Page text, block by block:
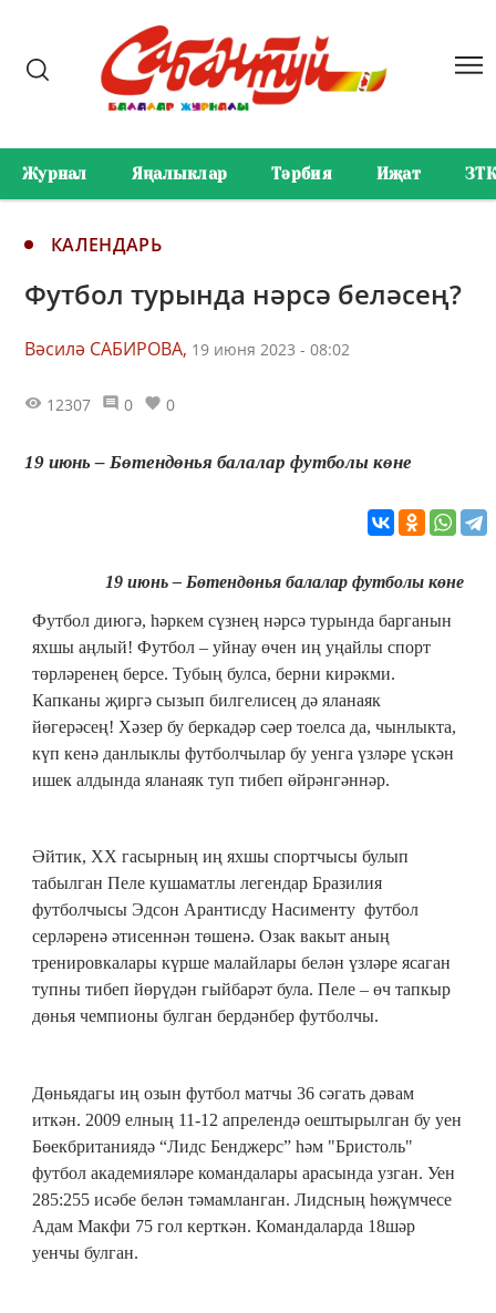
Журнал Яңалыклар Тәрбия Иҗат ЗТК
КАЛЕНДАРЬ
Футбол турында нәрсә беләсең?
Вәсилә САБИРОВА, 19 июня 2023 - 08:02
12307 0 0
19 июнь – Бөтендөнья балалар футболы көне
19 июнь – Бөтендөнья балалар футболы көне
Футбол диюгә, һәркем сүзнең нәрсә турында барганын
яхшы аңлый! Футбол ‒ уйнау өчен иң уңайлы спорт
төрләренең берсе. Тубың булса, берни кирәкми.
Капканы җиргә сызып билгелисең дә яланаяк
йөгерәсең! Хәзер бу беркадәр сәер тоелса да, чынлыкта,
күп кенә данлыклы футболчылар бу уенга үзләре үскән
ишек алдында яланаяк туп тибеп өйрәнгәннәр.
Әйтик, XX гасырның иң яхшы спортчысы булып
табылган Пеле кушаматлы легендар Бразилия
футболчысы Эдсон Арантисду Насименту футбол
серләренә әтисеннән төшенә. Озак вакыт аның
тренировкалары күрше малайлары белән үзләре ясаган
тупны тибеп йөрүдән гыйбарәт була. Пеле ‒ өч тапкыр
дөнья чемпионы булган бердәнбер футболчы.
Дөньядагы иң озын футбол матчы 36 сәгать дәвам
иткән. 2009 елның 11-12 апрелендә оештырылган бу уен
Бөекбританиядә “Лидс Бенджерс” һәм "Бристоль"
футбол академияләре командалары арасында узган. Уен
285:255 исәбе белән тәмамланган. Лидсның һөҗүмчесе
Адам Макфи 75 гол керткән. Командаларда 18шәр
уенчы булган.